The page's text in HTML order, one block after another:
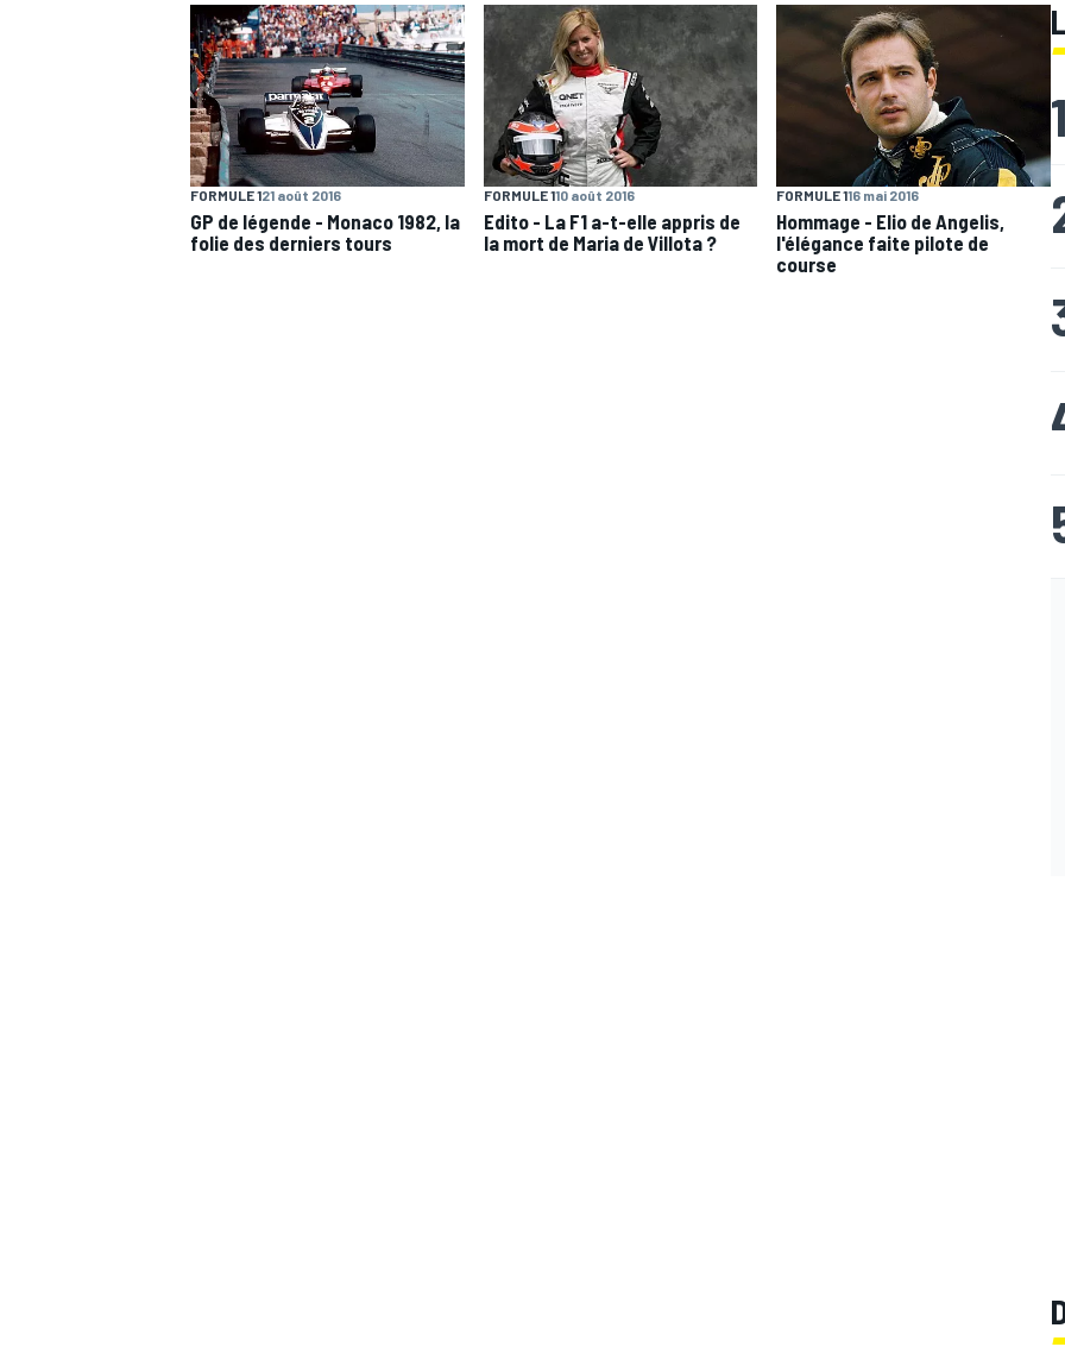
WEC
FORMULE 121 août 2016
GP de légende - Monaco 1982, la
folie des derniers tours
FORMULE 110 août 2016
Edito - La F1 a-t-elle appris de
la mort de Maria de Villota ?
FORMULE 116 mai 2016
Hommage - Elio de Angelis,
l'élégance faite pilote de
course
1